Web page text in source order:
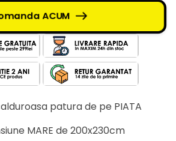
ACUM
patura de pe PIATA
MARE de 200x230cm